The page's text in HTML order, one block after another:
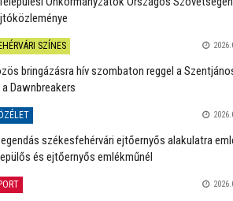
SZÍNES
bringázásra hív szombaton reggel a
Dawnbreakers
székesfehérvári ejtőernyős alakulatra
és ejtőernyős emlékműnél